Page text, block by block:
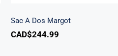
Sac A Dos Margot
CAD$244.99